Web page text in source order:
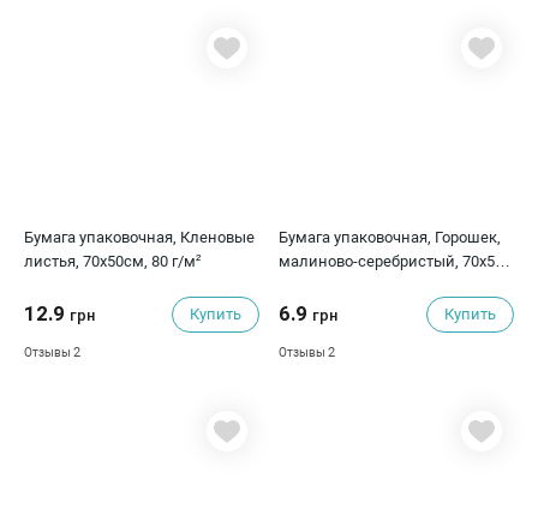
Бумага упаковочная, Кленовые
листья, 70х50см, 80 г/м²
12.9 грн Купить
Отзывы 2
Бумага упаковочная, Горошек,
малиново-серебристый, 70х50
6.9 грн Купить
Отзывы2